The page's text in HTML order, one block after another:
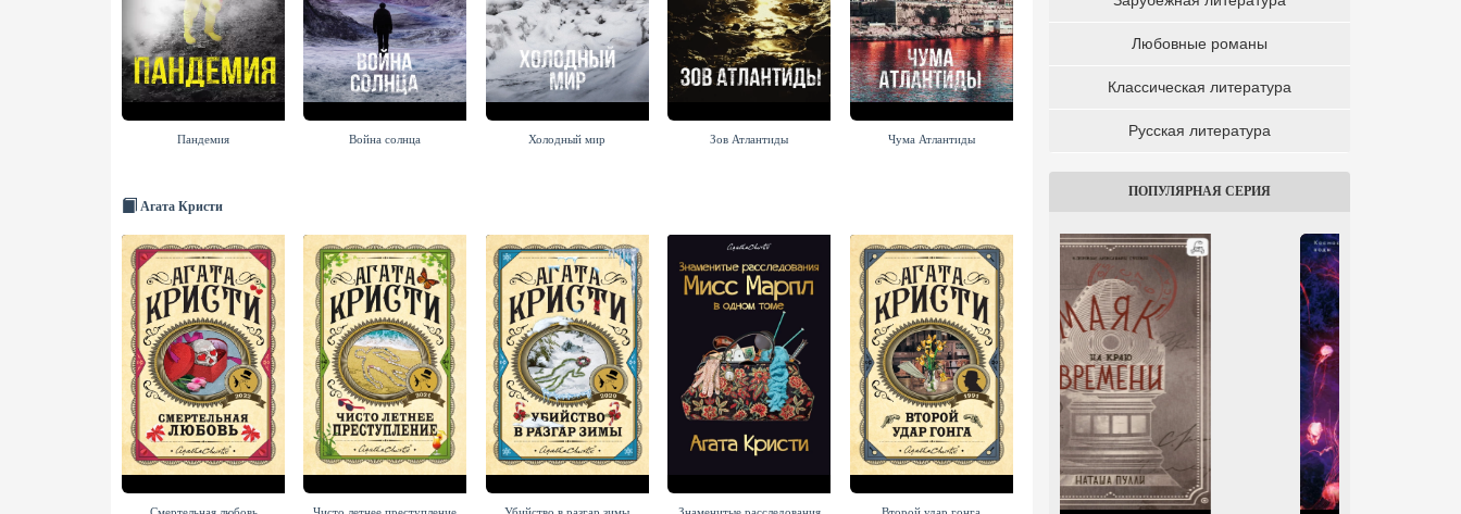
Пандемия Война солнца Холодный мир Зов Атлантиды Чума Атлантиды Ген Атлантиды
Агата Кристи
Любовные романы
Классическая литература
Русская литература
ПОПУЛЯРНАЯ СЕРИЯ